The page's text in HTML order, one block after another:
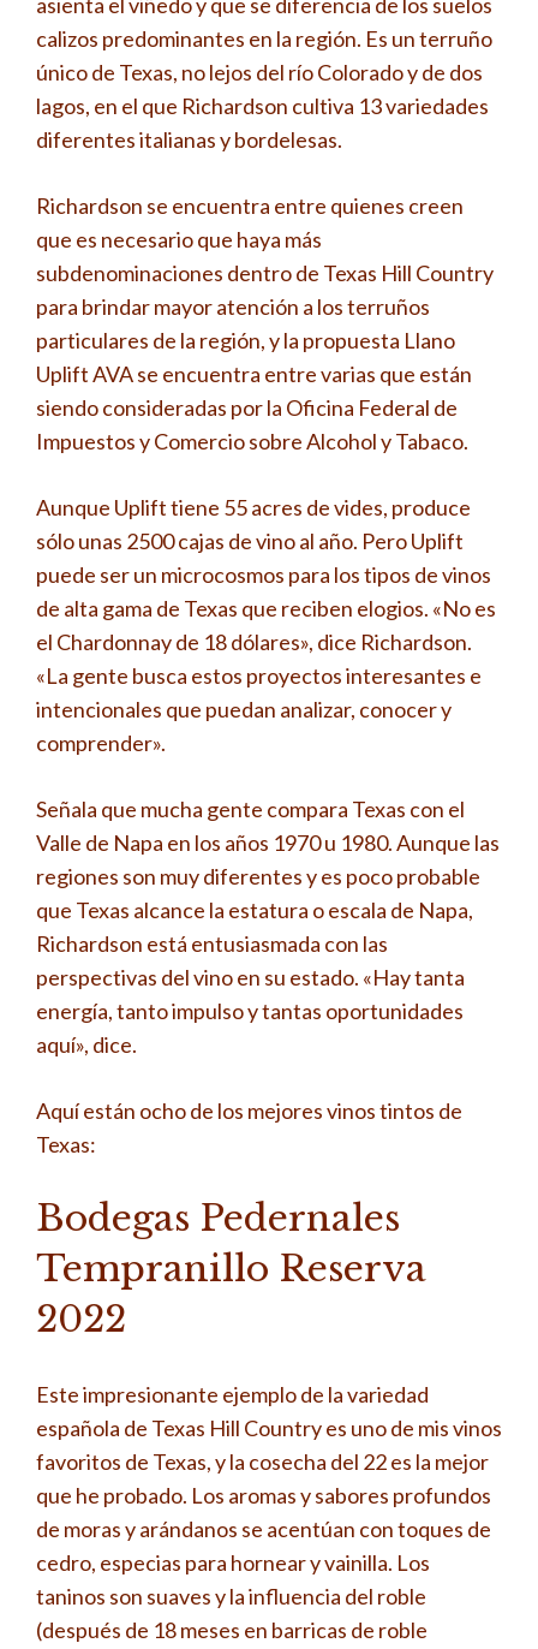
calizos predominantes en la región. Es un terruño
único de Texas, no lejos del río Colorado y de dos
lagos, en el que Richardson cultiva 13 variedades
diferentes italianas y bordelesas.
Richardson se encuentra entre quienes creen
que es necesario que haya más
subdenominaciones dentro de Texas Hill Country
para brindar mayor atención a los terruños
particulares de la región, y la propuesta Llano
Uplift AVA se encuentra entre varias que están
siendo consideradas por la Oficina Federal de
Impuestos y Comercio sobre Alcohol y Tabaco.
Aunque Uplift tiene 55 acres de vides, produce
sólo unas 2500 cajas de vino al año. Pero Uplift
puede ser un microcosmos para los tipos de vinos
de alta gama de Texas que reciben elogios. «No es
el Chardonnay de 18 dólares», dice Richardson.
«La gente busca estos proyectos interesantes e
intencionales que puedan analizar, conocer y
comprender».
Señala que mucha gente compara Texas con el
Valle de Napa en los años 1970 u 1980. Aunque las
regiones son muy diferentes y es poco probable
que Texas alcance la estatura o escala de Napa,
Richardson está entusiasmada con las
perspectivas del vino en su estado. «Hay tanta
energía, tanto impulso y tantas oportunidades
aquí», dice.
Aquí están ocho de los mejores vinos tintos de
Texas:
Bodegas Pedernales
Tempranillo Reserva
2022
Este impresionante ejemplo de la variedad
española de Texas Hill Country es uno de mis vinos
favoritos de Texas, y la cosecha del 22 es la mejor
que he probado. Los aromas y sabores profundos
de moras y arándanos se acentúan con toques de
cedro, especias para hornear y vainilla. Los
taninos son suaves y la influencia del roble
(después de 18 meses en barricas de roble